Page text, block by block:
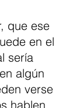
que ese
en el
sería
algún
verse
hablen